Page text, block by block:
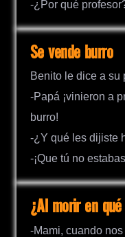
-¿Por qué
Se vende burro
Benito le dice a su
-Papá ¡vinieron a
burro!
-¿Y qué les dijiste
-¡Que tú no
¿Al morir en
-Mami, cuando